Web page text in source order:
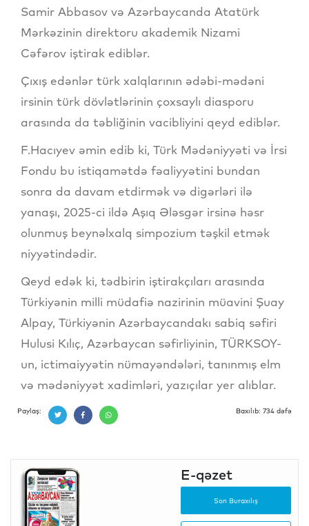
Samir Abbasov və Azərbaycanda Atatürk
Mərkəzinin direktoru akademik Nizami
Cəfərov iştirak ediblər.
Çıxış edənlər türk xalqlarının ədəbi-mədəni
irsinin türk dövlətlərinin çoxsaylı diasporu
arasında da təbliğinin vacibliyini qeyd ediblər.
F.Hacıyev əmin edib ki, Türk Mədəniyyəti və İrsi
Fondu bu istiqamətdə fəaliyyətini bundan
sonra da davam etdirmək və digərləri ilə
yanaşı, 2025-ci ildə Aşıq Ələsgər irsinə həsr
olunmuş beynəlxalq simpozium təşkil etmək
niyyətindədir.
Qeyd edək ki, tədbirin iştirakçıları arasında
Türkiyənin milli müdafiə nazirinin müavini Şuay
Alpay, Türkiyənin Azərbaycandakı sabiq səfiri
Hulusi Kılıç, Azərbaycan səfirliyinin, TÜRKSOY-
un, ictimaiyyətin nümayəndələri, tanınmış elm
və mədəniyyət xadimləri, yazıçılar yer alıblar.
Paylaş: Baxılıb: 734 dəfə
E-qəzet
Son Buraxılış